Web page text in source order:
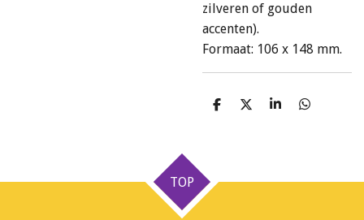
zilveren of gouden
accenten).
Formaat: 106 x 148 mm.
D
D
S
D
TOP